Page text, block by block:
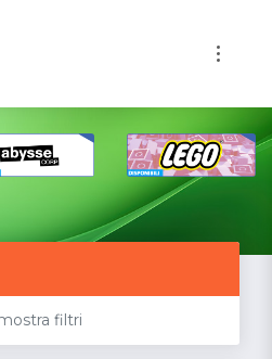
filtri